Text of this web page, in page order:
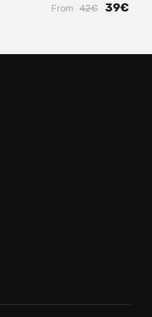
From 42€ 39€